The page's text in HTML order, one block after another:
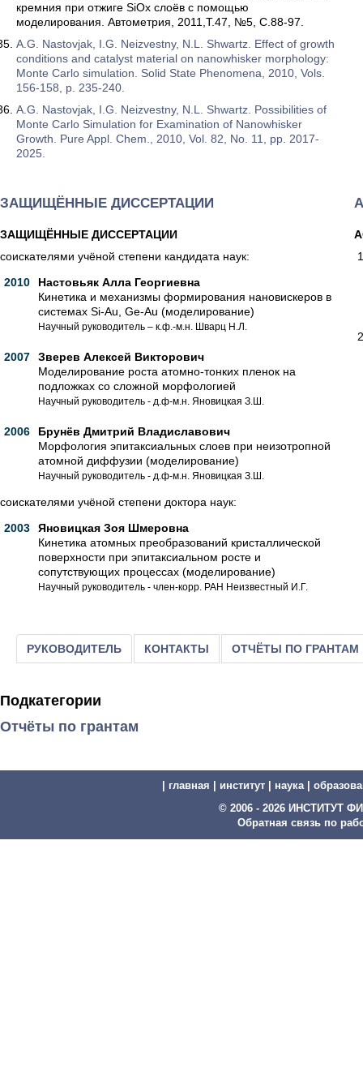
кремния при отжиге SiOx слоёв с помощью
моделирования. Автометрия, 2011,Т.47, №5, С.88-97.
A.G. Nastovjak, I.G. Neizvestny, N.L. Shwartz. Effect of growth
conditions and catalyst material on nanowhisker morphology:
Monte Carlo simulation. Solid State Phenomena, 2010, Vols.
156-158, p. 235-240.
A.G. Nastovjak, I.G. Neizvestny, N.L. Shwartz. Possibilities of
Monte Carlo Simulation for Examination of Nanowhisker
Growth. Pure Appl. Chem., 2010, Vol. 82, No. 11, pp. 2017-
2025.
ЗАЩИЩЁННЫЕ ДИССЕРТАЦИИ
ЗАЩИЩЁННЫЕ ДИССЕРТАЦИИ
соискателями учёной степени кандидата наук:
2010
Настовьяк Алла Георгиевна
Кинетика и механизмы формирования нановискеров в
системах Si-Au, Ge-Au (моделирование)
Научный руководитель – к.ф.-м.н. Шварц Н.Л.
2007
Зверев Алексей Викторович
Моделирование роста атомно-тонких пленок на
подложках со сложной морфологией
Научный руководитель - д.ф-м.н. Яновицкая З.Ш.
2006
Брунёв Дмитрий Владиславович
Морфология эпитаксиальных слоев при неизотропной
атомной диффузии (моделирование)
Научный руководитель - д.ф-м.н. Яновицкая З.Ш.
соискателями учёной степени доктора наук:
2003
Яновицкая Зоя Шмеровна
Кинетика атомных преобразований кристаллической
поверхности при эпитаксиальном росте и
сопутствующих процессах (моделирование)
Научный руководитель - член-корр. РАН Неизвестный И.Г.
РУКОВОДИТЕЛЬ КОНТАКТЫ ОТЧЁТЫ ПО ГРАНТАМ
Подкатегории
Отчёты по грантам
главная институт наука|
© 2006 - 2026 ИНСТИТУТ
Обратная связь по